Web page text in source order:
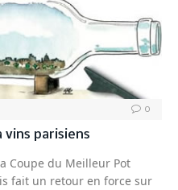
0
parisiens
Coupe du Meilleur Pot
fait un retour en force sur